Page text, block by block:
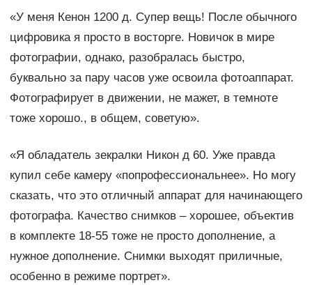
«У меня Кенон 1200 д. Супер вещь! После обычного
цифровика я просто в восторге. Новичок в мире
фотографии, однако, разобралась быстро,
буквально за пару часов уже освоила фотоаппарат.
Фотографирует в движении, не мажет, в темноте
тоже хорошо., в общем, советую».
«Я обладатель зекралки Никон д 60. Уже правда
купил себе камеру «попрофессиональнее». Но могу
сказать, что это отличный аппарат для начинающего
фотографа. Качество снимков – хорошее, объектив
в комплекте 18-55 тоже не просто дополнение, а
нужное дополнение. Снимки выходят приличные,
особенно в режиме портрет».